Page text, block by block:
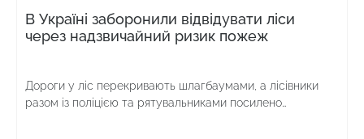
В Україні заборонили відвідувати ліси
через надзвичайний ризик пожеж
Дороги у ліс перекривають шлагбаумами, а лісівники
разом із поліцією та рятувальниками посилено